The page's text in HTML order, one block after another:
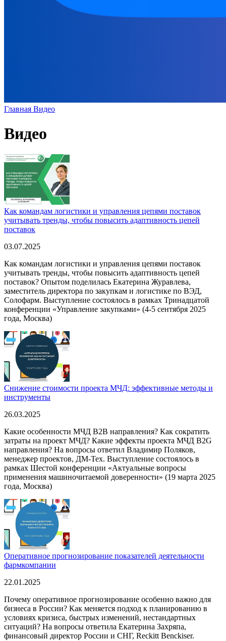
Главная Видео
Видео
Как командам логистики и управления цепями поставок
учитывать тренды, чтобы повысить адаптивность цепей
поставок
03.07.2025
Как командам логистики и управления цепями поставок
учитывать тренды, чтобы повысить адаптивность цепей
поставок? Опытом поделилась Екатерина Журавлева,
заместитель директора по закупкам и логистике по ВЭД,
Солофарм. Выступление состоялось в рамках Тринадцатой
конференции «Управление закупками» (4-5 сентября 2025
года, Москва)
Снижение стоимости проекта МЧД: эффективные методы и
инструменты
26.03.2025
Какие особенности МЧД B2B направления? Как сократить
затраты на проект МЧД? Какие эффекты проекта МЧД B2G
направления? На вопросы ответил Владимир Поляков,
менеджер проектов, ДМ-Тех. Выступление состоялось в
рамках Шестой конференции «Актуальные вопросы
применения машиночитаемой доверенности» (19 марта 2025
года, Москва)
Оперативное прогнозирование показателей деятельности
фармкомпании
22.01.2025
Почему оперативное прогнозирование особенно важно для
бизнеса в России? Как меняется подход к планированию в
условиях кризиса, быстрых изменений, нестандартных
ситуаций? На вопросы ответила Екатерина Захряпа,
финансовый директор России и СНГ, Reckitt Benckiser.